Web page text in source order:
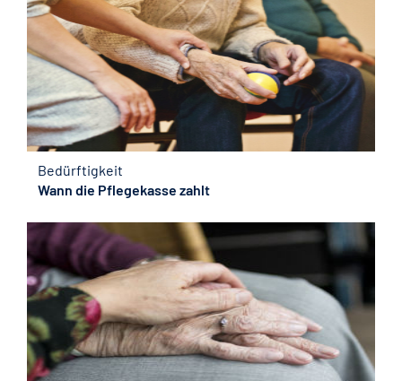
Bedürftigkeit
Wann die Pflegekasse zahlt